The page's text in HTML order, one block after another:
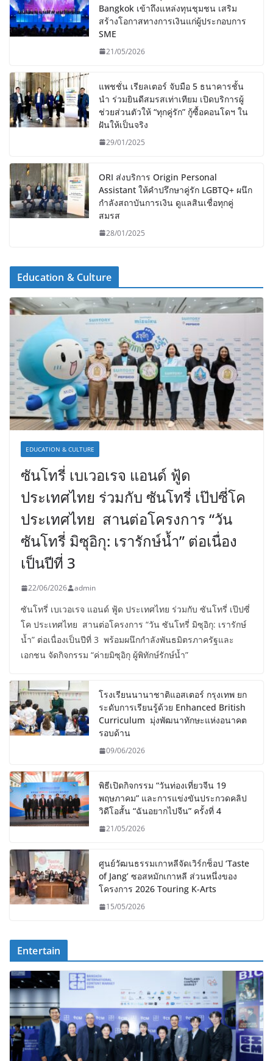
Bangkok เข้าถึงแหล่งทุนชุมชน เสริม
สร้างโอกาสทางการเงินแก่ผู้ประกอบการ
SME
21/05/2026
แพชชั่น เรียลเตอร์ จับมือ 5 ธนาคารชั้น
นำ ร่วมยินดีสมรสเท่าเทียม เปิดบริการผู้
ช่วยส่วนตัวให้ “ทุกคู่รัก” กู้ซื้อคอนโดฯ ใน
ฝันให้เป็นจริง
29/01/2025
ORI ส่งบริการ Origin Personal
Assistant ให้คำปรึกษาคู่รัก LGBTQ+ ผนึก
กำลังสถาบันการเงิน ดูแลสินเชื่อทุกคู่
สมรส
28/01/2025
Education & Culture
EDUCATION & CULTURE
ซันโทรี่ เบเวอเรจ แอนด์ ฟู้ด
ประเทศไทย ร่วมกับ ซันโทรี่ เป๊ปซี่โค
ประเทศไทย สานต่อโครงการ “วัน
ซันโทรี่ มิซุอิกุ: เรารักษ์น้ำ” ต่อเนื่อง
เป็นปีที่ 3
22/06/2026 admin
ซันโทรี่ เบเวอเรจ แอนด์ ฟู้ด ประเทศไทย ร่วมกับ ซันโทรี่ เป๊ปซี่
โค ประเทศไทย สานต่อโครงการ “วัน ซันโทรี่ มิซุอิกุ: เรารักษ์
น้ำ” ต่อเนื่องเป็นปีที่ 3 พร้อมผนึกกำลังพันธมิตรภาครัฐและ
เอกชน จัดกิจกรรม “ค่ายมิซุอิกุ ผู้พิทักษ์รักษ์น้ำ”
โรงเรียนนานาชาติแอสเตอร์ กรุงเทพ ยก
ระดับการเรียนรู้ด้วย Enhanced British
Curriculum มุ่งพัฒนาทักษะแห่งอนาคต
รอบด้าน
09/06/2026
พิธีเปิดกิจกรรม “วันท่องเที่ยวจีน 19
พฤษภาคม” และการแข่งขันประกวดคลิป
วิดีโอสั้น “ฉันอยากไปจีน” ครั้งที่ 4
21/05/2026
ศูนย์วัฒนธรรมเกาหลีจัดเวิร์กช็อป ‘Taste
of Jang’ ซอสหมักเกาหลี ส่วนหนึ่งของ
โครงการ 2026 Touring K-Arts
15/05/2026
Entertain